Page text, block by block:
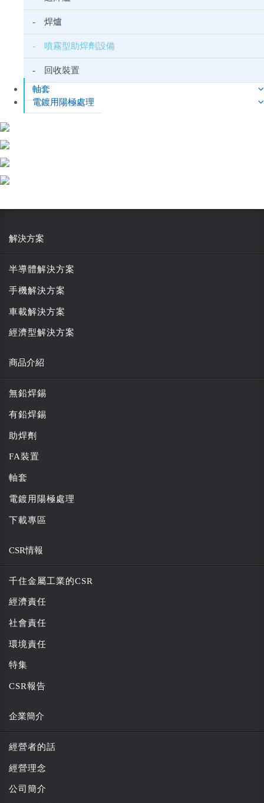
- 焊爐
- 噴霧型助焊劑設備
- 回收裝置
軸套
電鍍用陽極處理
解決方案
半導體解決方案
手機解決方案
車載解決方案
經濟型解決方案
商品介紹
無鉛焊錫
有鉛焊錫
助焊劑
FA裝置
軸套
電鍍用陽極處理
下載專區
CSR情報
千住金屬工業的CSR
經濟責任
社會責任
環境責任
特集
CSR報告
企業簡介
經營者的話
經營理念
公司簡介